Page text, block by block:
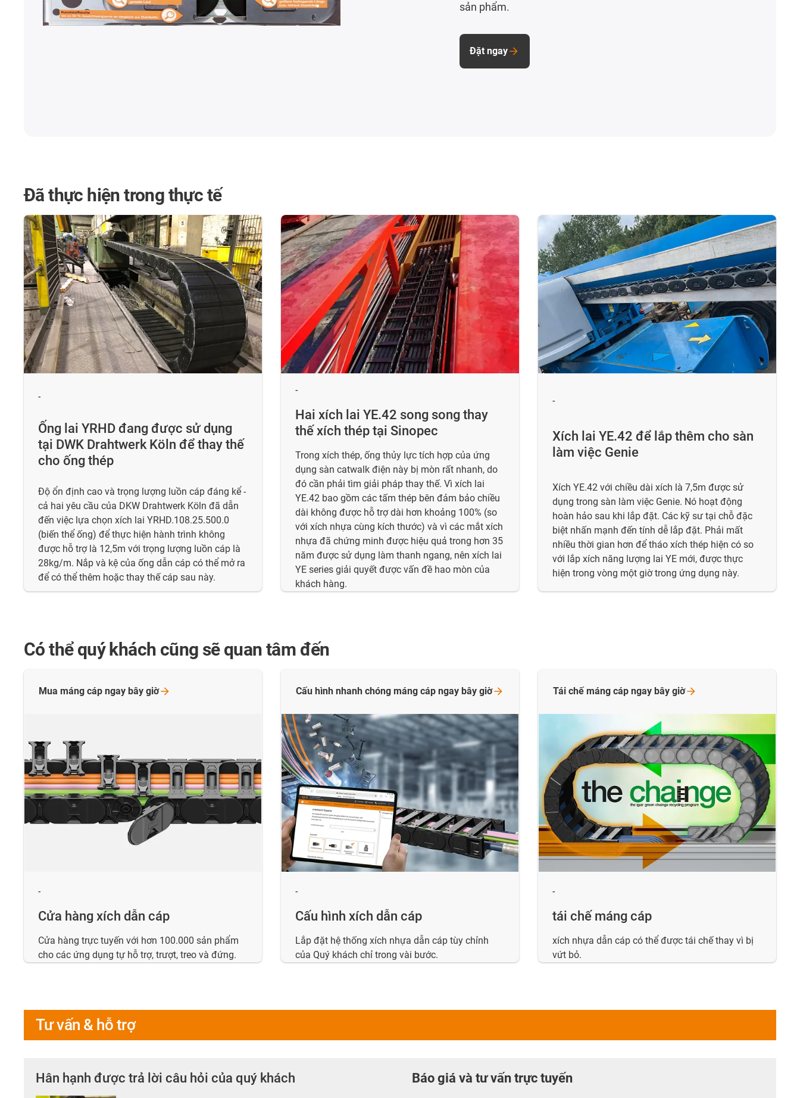
sản phẩm.
Đặt ngay
Đã thực hiện trong thực tế
-
Ống lai YRHD đang được sử dụng
tại DWK Drahtwerk Köln để thay thế
cho ống thép
Độ ổn định cao và trọng lượng luồn cáp đáng kể -
cả hai yêu cầu của DKW Drahtwerk Köln đã dẫn
đến việc lựa chọn xích lai YRHD.108.25.500.0
(biến thể ống) để thực hiện hành trình không
được hỗ trợ là 12,5m với trọng lượng luồn cáp là
28kg/m. Nắp và kệ của ống dẫn cáp có thể mở ra
để có thể thêm hoặc thay thế cáp sau này.
-
Hai xích lai YE.42 song song thay
thế xích thép tại Sinopec
Trong xích thép, ống thủy lực tích hợp của ứng
dụng sàn catwalk điện này bị mòn rất nhanh, do
đó cần phải tìm giải pháp thay thế. Vì xích lai
YE.42 bao gồm các tấm thép bên đảm bảo chiều
dài không được hỗ trợ dài hơn khoảng 100% (so
với xích nhựa cùng kích thước) và vì các mắt xích
nhựa đã chứng minh được hiệu quả trong hơn 35
năm được sử dụng làm thanh ngang, nên xích lai
YE series giải quyết được vấn đề hao mòn của
khách hàng.
-
Xích lai YE.42 để lắp thêm cho sàn
làm việc Genie
Xích YE.42 với chiều dài xích là 7,5m được sử
dụng trong sàn làm việc Genie. Nó hoạt động
hoàn hảo sau khi lắp đặt. Các kỹ sư tại chỗ đặc
biệt nhấn mạnh đến tính dễ lắp đặt. Phải mất
nhiều thời gian hơn để tháo xích thép hiện có so
với lắp xích năng lượng lai YE mới, được thực
hiện trong vòng một giờ trong ứng dụng này.
Có thể quý khách cũng sẽ quan tâm đến
-
Cửa hàng xích dẫn cáp
Cửa hàng trực tuyến với hơn 100.000 sản phẩm
cho các ứng dụng tự hỗ trợ, trượt, treo và đứng.
Mua máng cáp ngay bây giờ
-
Cấu hình xích dẫn cáp
Lắp đặt hệ thống xích nhựa dẫn cáp tùy chỉnh
của Quý khách chỉ trong vài bước.
Cấu hình nhanh chóng máng cáp ngay bây giờ
-
tái chế máng cáp
xích nhựa dẫn cáp có thể được tái chế thay vì bị
vứt bỏ.
Tái chế máng cáp ngay bây giờ
Tư vấn & hỗ trợ
Hân hạnh được trả lời câu hỏi của quý khách Báo giá và tư vấn trực tuyến